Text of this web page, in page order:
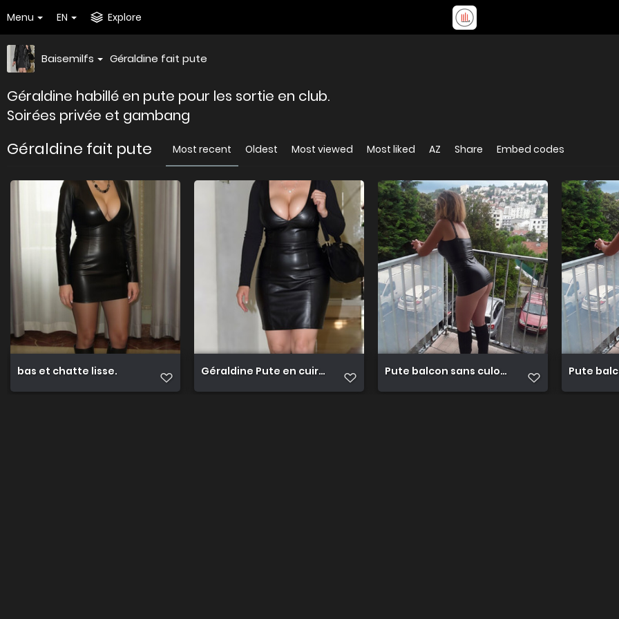
Menu EN Explore
Baisemilfs Géraldine fait pute
Géraldine habillé en pute pour les sortie en club.
Soirées privée et gambang
Géraldine fait pute Most recent Oldest Most viewed Most liked AZ Share Embed codes
bas et chatte lisse. Géraldine Pute en cuire noir Pute balcon sans culotte Pute